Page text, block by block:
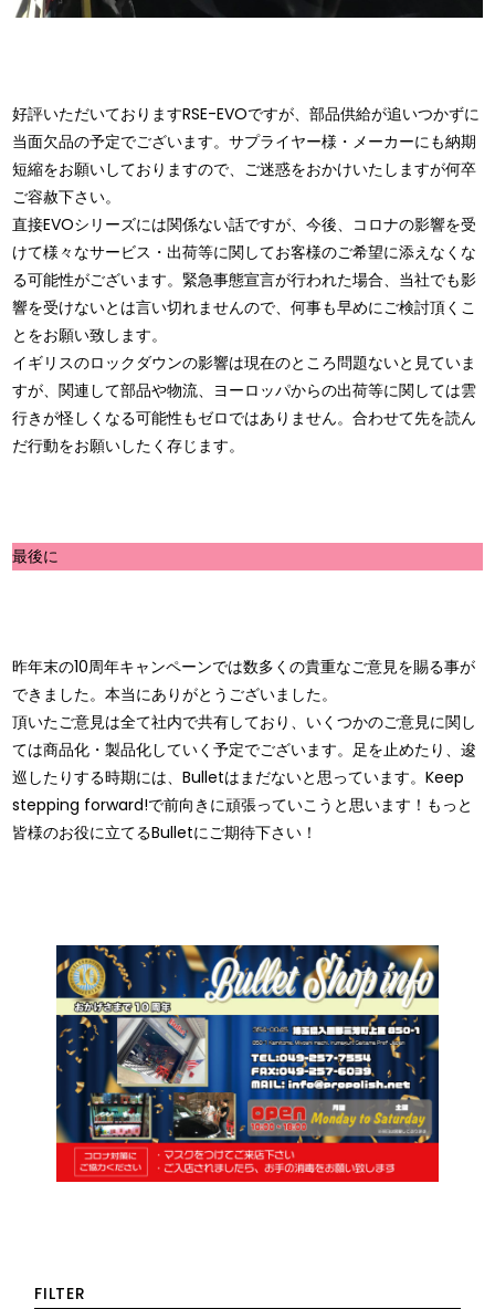
好評いただいておりますRSE-EVOですが、部品供給が追いつかずに
当面欠品の予定でございます。サプライヤー様・メーカーにも納期
短縮をお願いしておりますので、ご迷惑をおかけいたしますが何卒
ご容赦下さい。
直接EVOシリーズには関係ない話ですが、今後、コロナの影響を受
けて様々なサービス・出荷等に関してお客様のご希望に添えなくな
る可能性がございます。緊急事態宣言が行われた場合、当社でも影
響を受けないとは言い切れませんので、何事も早めにご検討頂くこ
とをお願い致します。
イギリスのロックダウンの影響は現在のところ問題ないと見ていま
すが、関連して部品や物流、ヨーロッパからの出荷等に関しては雲
行きが怪しくなる可能性もゼロではありません。合わせて先を読ん
だ行動をお願いしたく存じます。
最後に
昨年末の10周年キャンペーンでは数多くの貴重なご意見を賜る事が
できました。本当にありがとうございました。
頂いたご意見は全て社内で共有しており、いくつかのご意見に関し
ては商品化・製品化していく予定でございます。足を止めたり、逡
巡したりする時期には、Bulletはまだないと思っています。Keep
stepping forward!で前向きに頑張っていこうと思います！もっと
皆様のお役に立てるBulletにご期待下さい！
FILTER